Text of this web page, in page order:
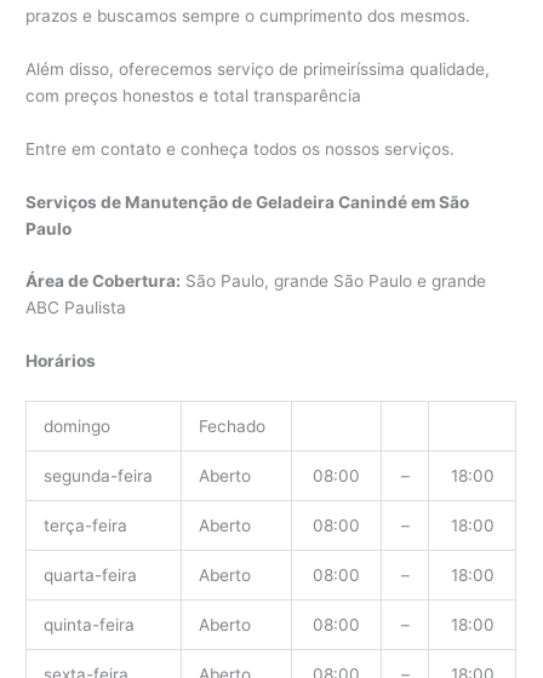
prazos e buscamos sempre o cumprimento dos mesmos.
Além disso, oferecemos serviço de primeiríssima qualidade,
com preços honestos e total transparência
Entre em contato e conheça todos os nossos serviços.
Serviços de Manutenção de Geladeira Canindé em São
Paulo
Área de Cobertura: São Paulo, grande São Paulo e grande
ABC Paulista
Horários
domingo Fechado
segunda-feira Aberto 08:00 – 18:00
terça-feira Aberto 08:00 – 18:00
quarta-feira Aberto 08:00 – 18:00
quinta-feira Aberto 08:00 – 18:00